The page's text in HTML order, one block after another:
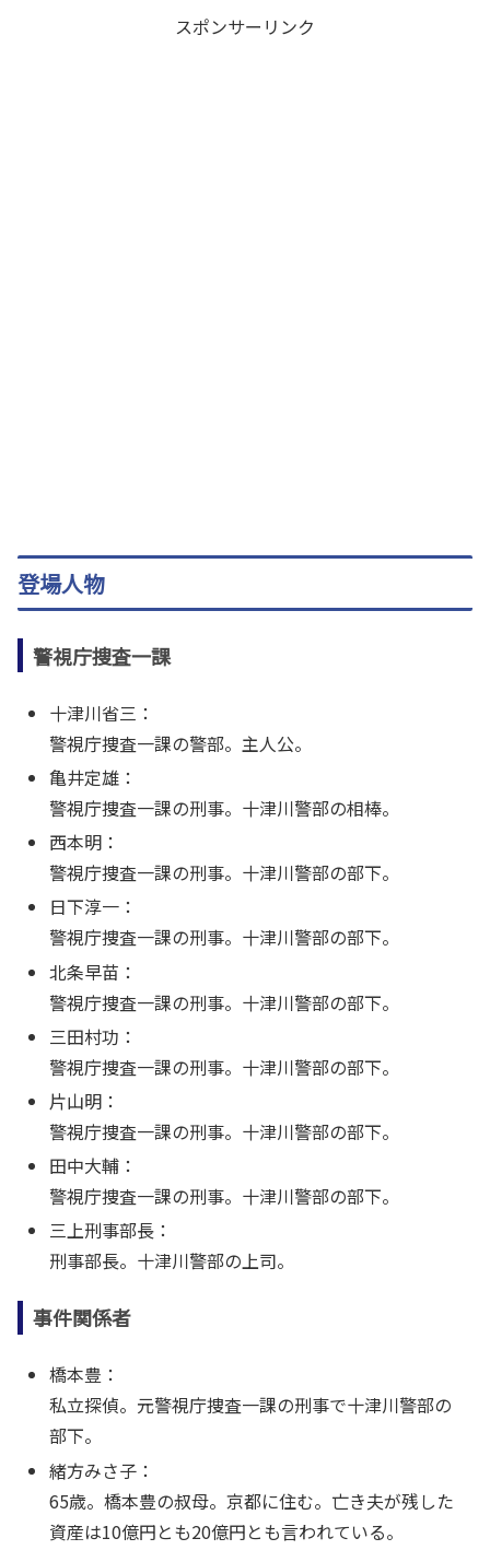
スポンサーリンク
登場人物
警視庁捜査一課
十津川省三：
警視庁捜査一課の警部。主人公。
亀井定雄：
警視庁捜査一課の刑事。十津川警部の相棒。
西本明：
警視庁捜査一課の刑事。十津川警部の部下。
日下淳一：
警視庁捜査一課の刑事。十津川警部の部下。
北条早苗：
警視庁捜査一課の刑事。十津川警部の部下。
三田村功：
警視庁捜査一課の刑事。十津川警部の部下。
片山明：
警視庁捜査一課の刑事。十津川警部の部下。
田中大輔：
警視庁捜査一課の刑事。十津川警部の部下。
三上刑事部長：
刑事部長。十津川警部の上司。
事件関係者
橋本豊：
私立探偵。元警視庁捜査一課の刑事で十津川警部の
部下。
緒方みさ子：
65歳。橋本豊の叔母。京都に住む。亡き夫が残した
資産は10億円とも20億円とも言われている。